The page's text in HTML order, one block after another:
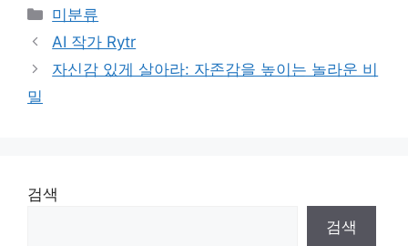
Categories
미분류
AI 작가 Rytr
자신감 있게 살아라: 자존감을 높이는 놀라운 비
밀
검색
검색